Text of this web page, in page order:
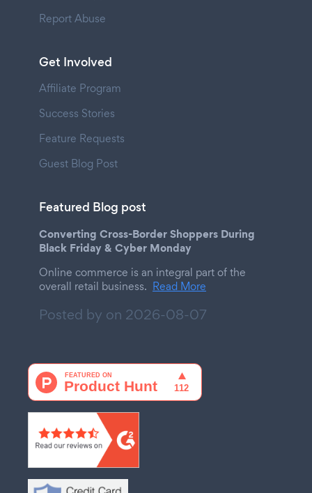
Report Abuse
Get Involved
Affiliate Program
Success Stories
Feature Requests
Guest Blog Post
Featured Blog post
Converting Cross-Border Shoppers During
Black Friday & Cyber Monday
Online commerce is an integral part of the
overall retail business. Read More
Posted by on 2026-08-07